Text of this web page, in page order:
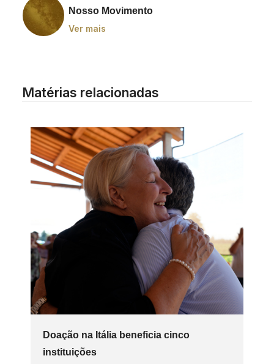
Nosso Movimento
Ver mais
Matérias relacionadas
Doação na Itália beneficia cinco
instituições